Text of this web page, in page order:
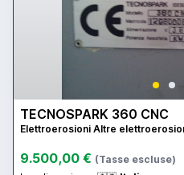
TECNOSPARK 360 CNC
Elettroerosioni Altre
9.500,00 € (Tasse escluse)